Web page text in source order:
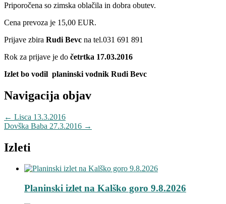
Priporočena so zimska oblačila in dobra obutev.
Cena prevoza je 15,00 EUR.
Prijave zbira Rudi Bevc na tel.031 691 891
Rok za prijave je do četrtka 17.03.2016
Izlet bo vodil planinski vodnik Rudi Bevc
Navigacija objav
← Lisca 13.3.2016
Dovška Baba 27.3.2016 →
Izleti
Planinski izlet na Kalško goro 9.8.2026